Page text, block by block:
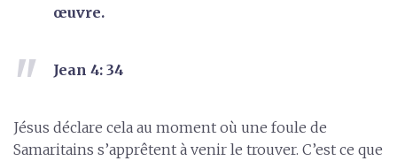
œuvre.
Jean 4: 34
Jésus déclare cela au moment où une foule de
Samaritains s’apprêtent à venir le trouver. C’est ce que